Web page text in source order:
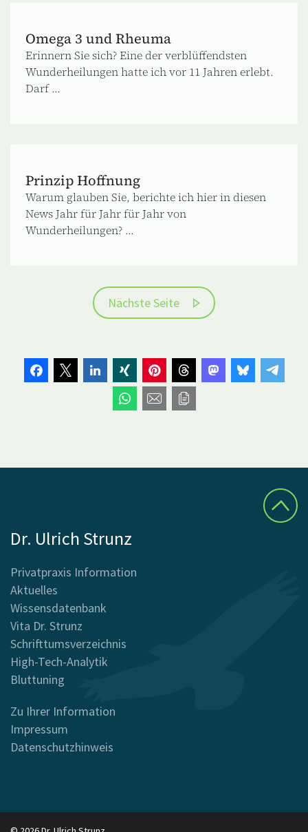
Omega 3 und Rheuma
Erinnern Sie sich? Eine der verblüffendsten
Wunderheilungen hatte ich vor 11 Jahren erlebt.
Darf ...
Prinzip Hoffnung
Warum glauben Sie, berichte ich hier in diesen
News Jahr für Jahr für Jahr von
Wunderheilungen? ...
Nächste Seite
Dr. Ulrich Strunz
Privatpraxis Information
Aktuelles
Wissensdatenbank
Vita Dr. Strunz
Schrifttumsverzeichnis
High-Tech-Analytik
Bluttuning
Zu Ihrer Information
Impressum
Datenschutzhinweis